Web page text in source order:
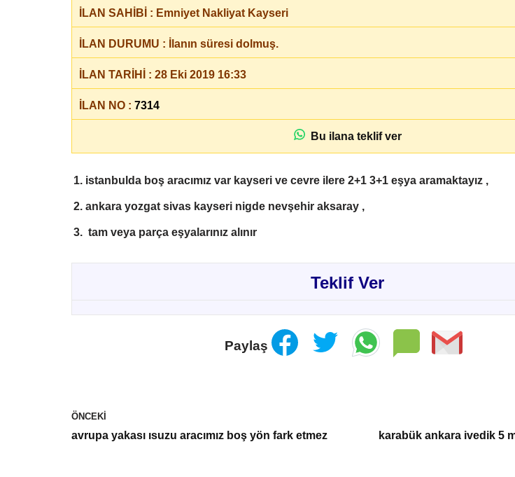
İLAN SAHİBİ : Emniyet Nakliyat Kayseri
İLAN DURUMU : İlanın süresi dolmuş.
İLAN TARİHİ : 28 Eki 2019 16:33
İLAN NO : 7314
Bu ilana teklif ver
istanbulda boş aracımız var kayseri ve cevre ilere 2+1 3+1 eşya aramaktayız ,
ankara yozgat sivas kayseri nigde nevşehir aksaray ,
tam veya parça eşyalarınız alınır
Teklif Ver
Paylaş
ÖNCEKI
avrupa yakası ısuzu aracımız boş yön fark etmez
karabük ankara ivedik 5